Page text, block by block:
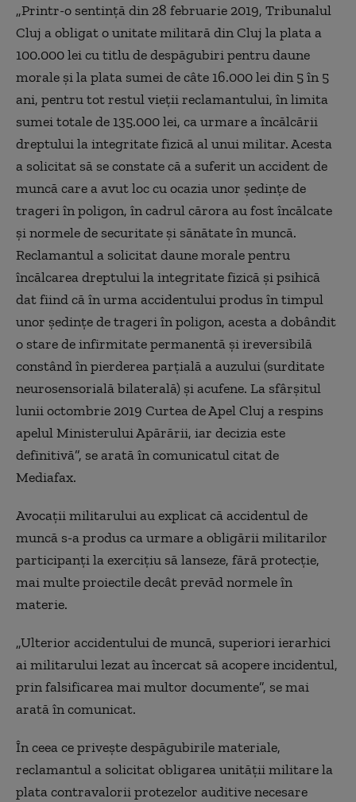
„Printr-o sentinţă din 28 februarie 2019, Tribunalul
Cluj a obligat o unitate militară din Cluj la plata a
100.000 lei cu titlu de despăgubiri pentru daune
morale și la plata sumei de câte 16.000 lei din 5 în 5
ani, pentru tot restul vieţii reclamantului, în limita
sumei totale de 135.000 lei, ca urmare a încălcării
dreptului la integritate fizică al unui militar. Acesta
a solicitat să se constate că a suferit un accident de
muncă care a avut loc cu ocazia unor ședințe de
trageri în poligon, în cadrul cărora au fost încălcate
și normele de securitate și sănătate în muncă.
Reclamantul a solicitat daune morale pentru
încălcarea dreptului la integritate fizică și psihică
dat fiind că în urma accidentului produs în timpul
unor ședințe de trageri în poligon, acesta a dobândit
o stare de infirmitate permanentă și ireversibilă
constând în pierderea parțială a auzului (surditate
neurosensorială bilaterală) și acufene. La sfârșitul
lunii octombrie 2019 Curtea de Apel Cluj a respins
apelul Ministerului Apărării, iar decizia este
definitivă”, se arată în comunicatul citat de
Mediafax.
Avocații militarului au explicat că accidentul de
muncă s-a produs ca urmare a obligării militarilor
participanţi la exerciţiu să lanseze, fără protecţie,
mai multe proiectile decât prevăd normele în
materie.
„Ulterior accidentului de muncă, superiori ierarhici
ai militarului lezat au încercat să acopere incidentul,
prin falsificarea mai multor documente”, se mai
arată în comunicat.
În ceea ce privește despăgubirile materiale,
reclamantul a solicitat obligarea unității militare la
plata contravalorii protezelor auditive necesare